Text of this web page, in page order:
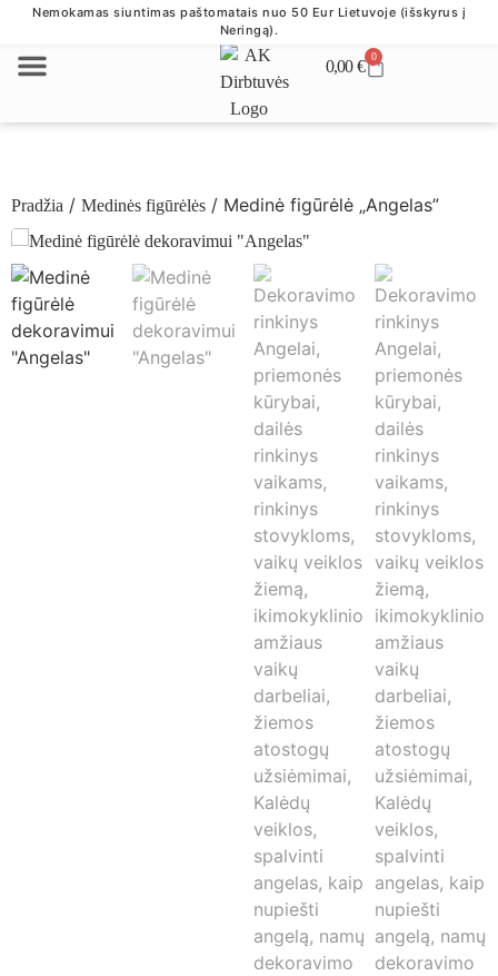
Nemokamas siuntimas paštomatais nuo 50 Eur Lietuvoje (išskyrus į
Neringą).
0,00€
0
Pradžia / Medinės figūrėlės / Medinė figūrėlė „Angelas”